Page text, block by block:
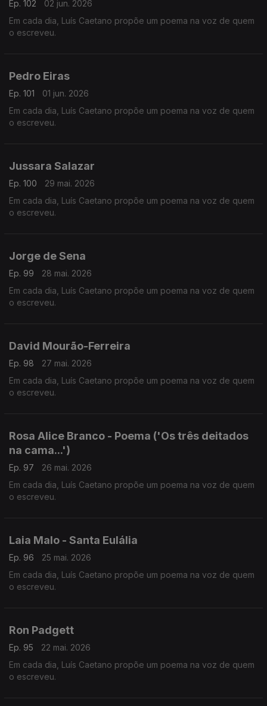
Ep. 102
02 jun. 2026
Em cada dia, Luís Caetano propõe um poema na voz de quem
o escreveu.
Pedro Eiras
Ep. 101
01 jun. 2026
Em cada dia, Luís Caetano propõe um poema na voz de quem
o escreveu.
Jussara Salazar
Ep. 100
29 mai. 2026
Em cada dia, Luís Caetano propõe um poema na voz de quem
o escreveu.
Jorge de Sena
Ep. 99
28 mai. 2026
Em cada dia, Luís Caetano propõe um poema na voz de quem
o escreveu.
David Mourão-Ferreira
Ep. 98
27 mai. 2026
Em cada dia, Luís Caetano propõe um poema na voz de quem
o escreveu.
Rosa Alice Branco - Poema ('Os três deitados
na cama...')
Ep. 97
26 mai. 2026
Em cada dia, Luís Caetano propõe um poema na voz de quem
o escreveu.
Laia Malo - Santa Eulália
Ep. 96
25 mai. 2026
Em cada dia, Luís Caetano propõe um poema na voz de quem
o escreveu.
Ron Padgett
Ep. 95
22 mai. 2026
Em cada dia, Luís Caetano propõe um poema na voz de quem
o escreveu.